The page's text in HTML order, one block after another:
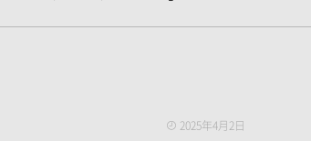
2025年4月2日